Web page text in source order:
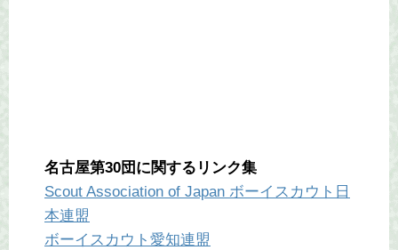
名古屋第30団に関するリンク集
Scout Association of Japan ボーイスカウト日
本連盟
ボーイスカウト愛知連盟